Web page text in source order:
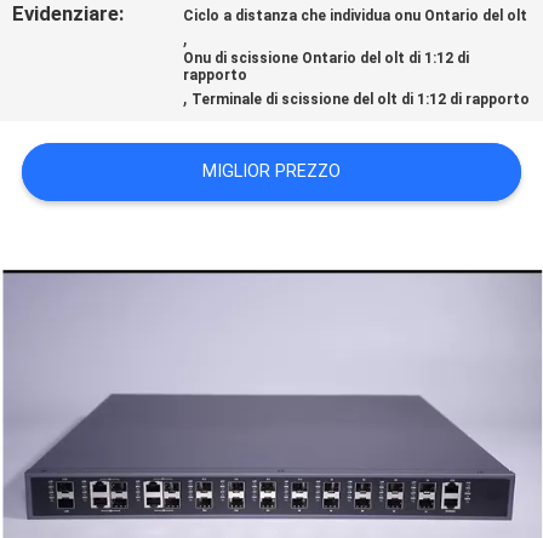
SITO
SULLA
Evidenziare: Ciclo a distanza che individua onu Ontario del olt
,
Onu di scissione Ontario del olt di 1:12 di
rapporto
, Terminale di scissione del olt di 1:12 di rapporto
MIGLIOR PREZZO